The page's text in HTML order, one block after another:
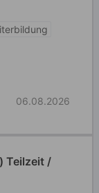
06.08.2026
Teilzeit /